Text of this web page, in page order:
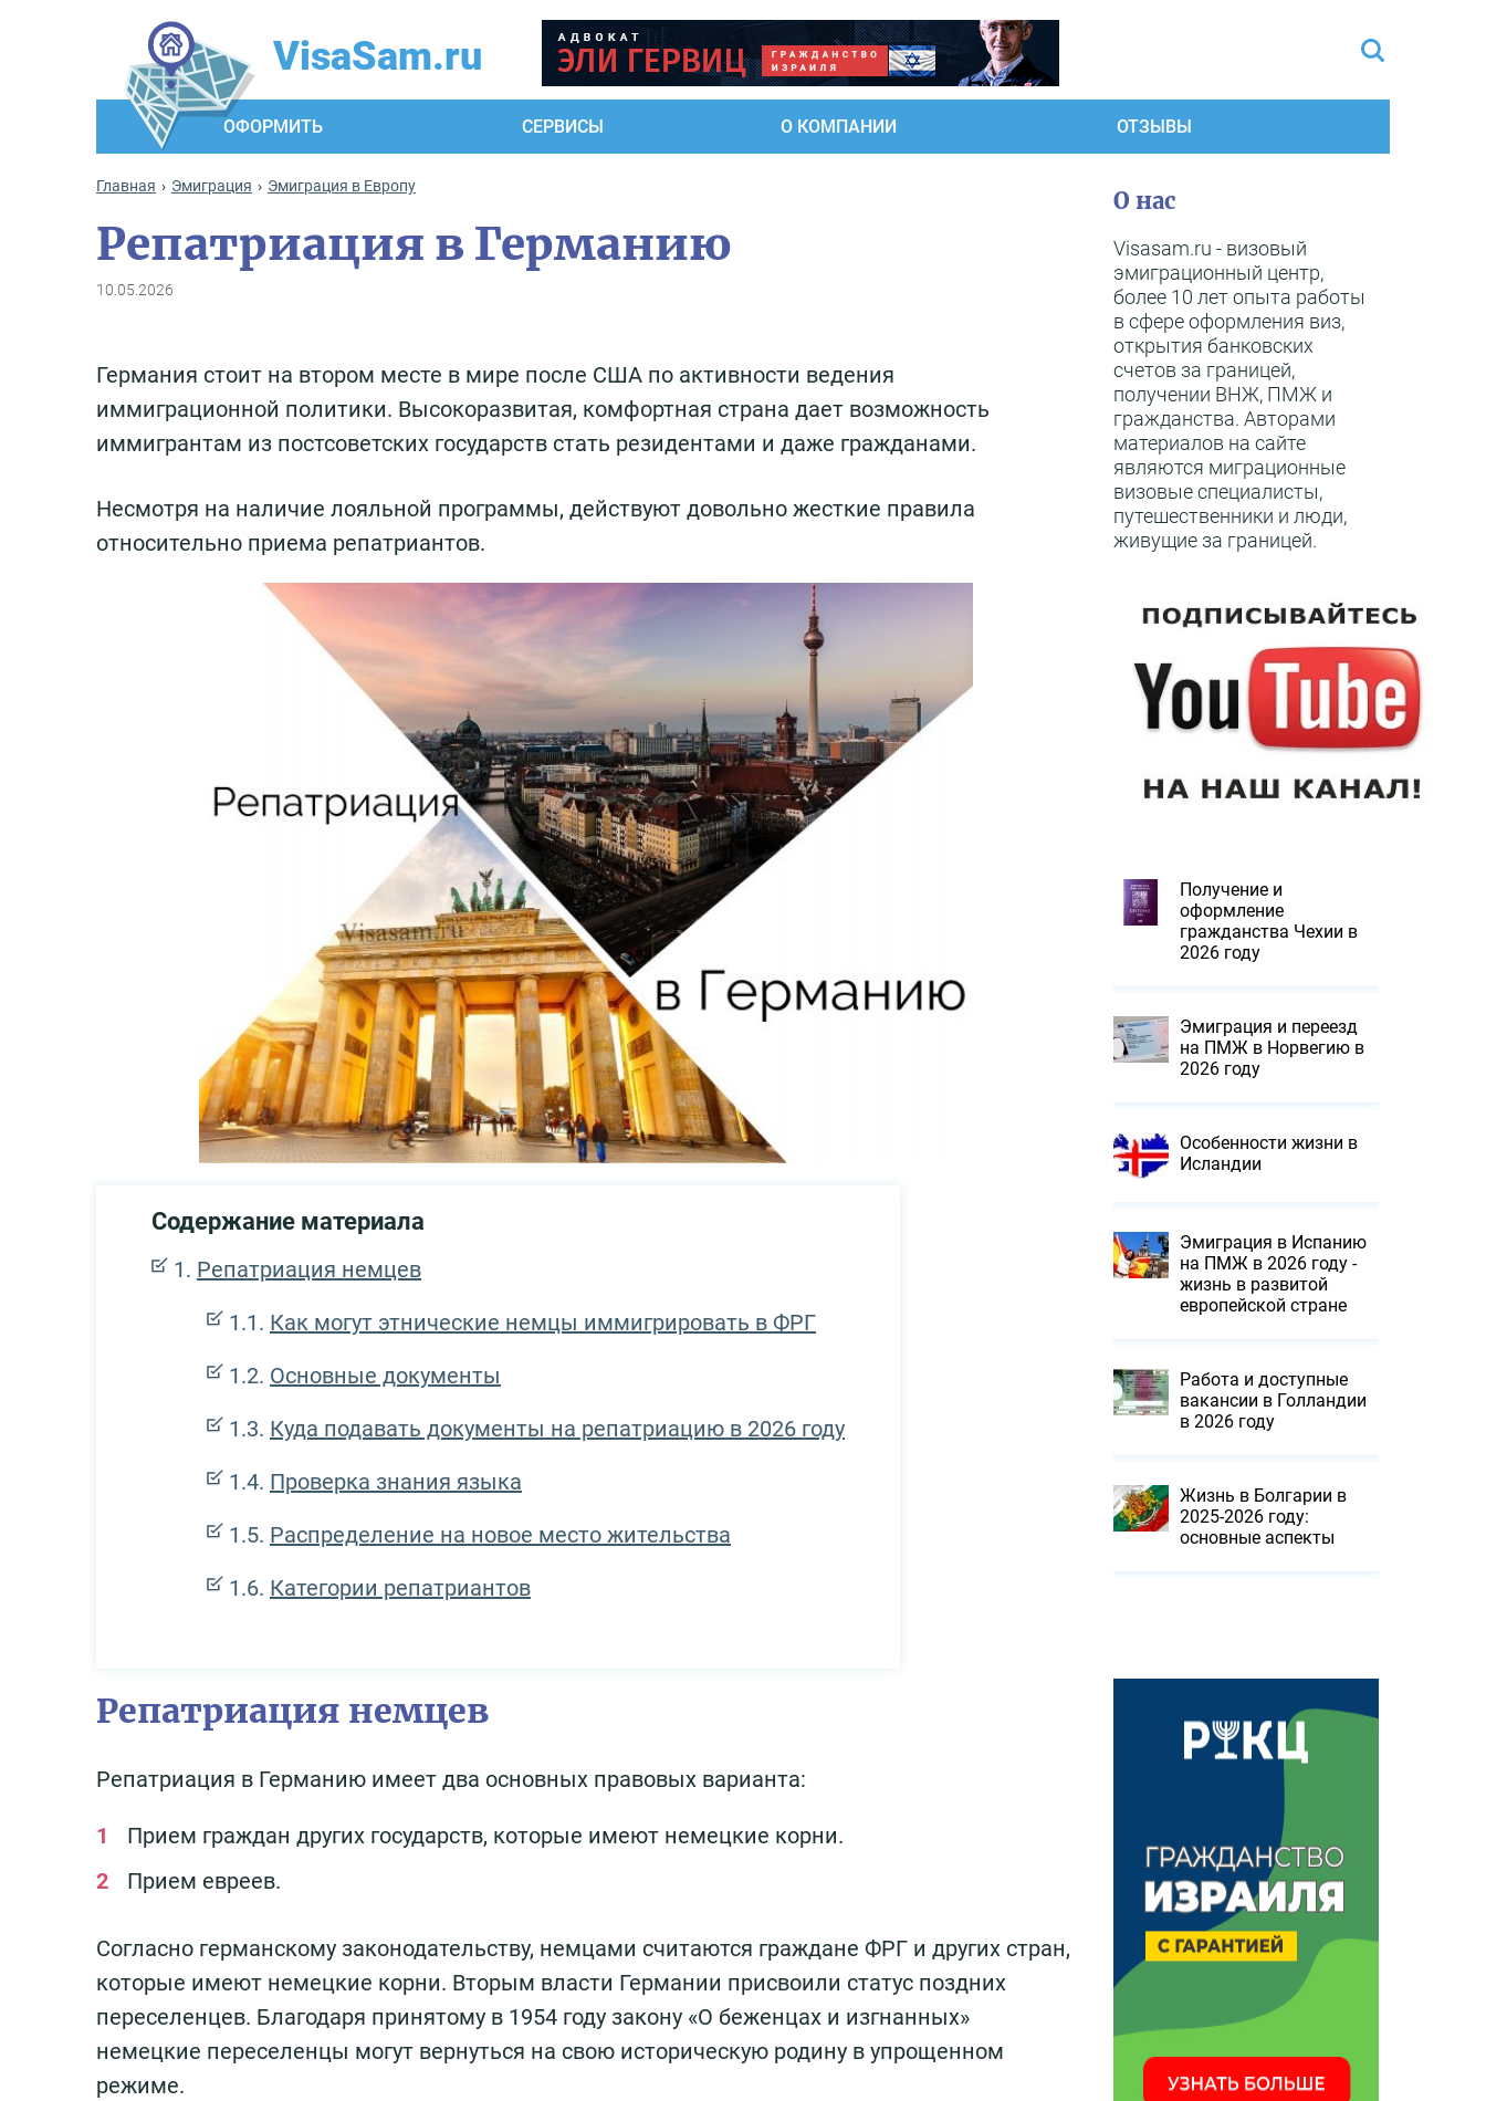
VisaSam.ru
ОФОРМИТЬ СЕРВИСЫ О КОМПАНИИ ОТЗЫВЫ
Главная Эмиграция Эмиграция в Европу
Репатриация в Германию
10.05.2026
Германия стоит на втором месте в мире после США по активности ведения
иммиграционной политики. Высокоразвитая, комфортная страна дает возможность
иммигрантам из постсоветских государств стать резидентами и даже гражданами.
Несмотря на наличие лояльной программы, действуют довольно жесткие правила
относительно приема репатриантов.
Содержание материала
Репатриация немцев
Как могут этнические немцы иммигрировать в ФРГ
Основные документы
Куда подавать документы на репатриацию в 2026 году
Проверка знания языка
Распределение на новое место жительства
Категории репатриантов
Репатриация немцев
Репатриация в Германию имеет два основных правовых варианта:
Прием граждан других государств, которые имеют немецкие корни.
Прием евреев.
Согласно германскому законодательству, немцами считаются граждане ФРГ и других стран,
которые имеют немецкие корни. Вторым власти Германии присвоили статус поздних
переселенцев. Благодаря принятому в 1954 году закону «О беженцах и изгнанных»
немецкие переселенцы могут вернуться на свою историческую родину в упрощенном
режиме.
О нас
Visasam.ru - визовый
эмиграционный центр,
более 10 лет опыта работы
в сфере оформления виз,
открытия банковских
счетов за границей,
получении ВНЖ, ПМЖ и
гражданства. Авторами
материалов на сайте
являются миграционные
визовые специалисты,
путешественники и люди,
живущие за границей.
Получение и
оформление
гражданства Чехии в
2026 году
Эмиграция и переезд
на ПМЖ в Норвегию в
2026 году
Особенности жизни в
Исландии
Эмиграция в Испанию
на ПМЖ в 2026 году -
жизнь в развитой
европейской стране
Работа и доступные
вакансии в Голландии
в 2026 году
Жизнь в Болгарии в
2025-2026 году:
основные аспекты